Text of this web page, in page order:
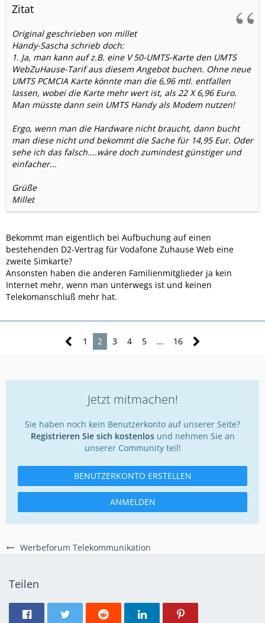
Werbeforum Telekommunikation
Zitat
Original geschrieben von millet
Handy-Sascha schrieb doch:
1. Ja, man kann auf z.B. eine V 50-UMTS-Karte den UMTS
WebZuHause-Tarif aus diesem Angebot buchen. Ohne neue
UMTS PCMCIA Karte könnte man die 6,96 mtl. entfallen
lassen, wobei die Karte mehr wert ist, als 22 X 6,96 Euro.
Man müsste dann sein UMTS Handy als Modem nutzen!
Ergo, wenn man die Hardware nicht braucht, dann bucht
man diese nicht und bekommt die Sache für 14,95 Eur. Oder
sehe ich das falsch....wäre doch zumindest günstiger und
einfacher...
Grüße
Millet
Bekommt man eigentlich bei Aufbuchung auf einen
bestehenden D2-Vertrag für Vodafone Zuhause Web eine
zweite Simkarte?
Ansonsten haben die anderen Familienmitglieder ja kein
Internet mehr, wenn man unterwegs ist und keinen
Telekomanschluß mehr hat.
1 2 3 4 5 … 16
Jetzt mitmachen!
Sie haben noch kein Benutzerkonto auf unserer Seite?
Registrieren Sie sich kostenlosund nehmen Sie an
unserer Community teil!
BENUTZERKONTO ERSTELLEN
ANMELDEN
Teilen